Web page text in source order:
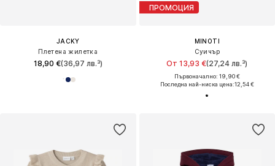
JACKY
Плетена жилетка
18,90 €(36,97 лв.³)
ПРОМОЦИЯ
MINOTI
Суичър
От 13,93 €(27,24 лв.³)
Първоначално: 19,90 €
Последна най-ниска цена:12,54 €